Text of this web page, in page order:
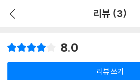
리뷰 (3)
8.0
리뷰 쓰기